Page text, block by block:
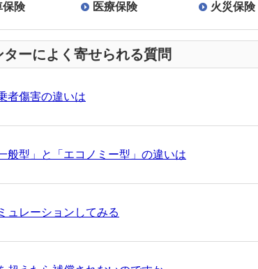
5分前にわかりやすかった！
ない事故の場合、保険会社は何もしてくれないの
害等補償特約
保険 医療保険 火災保険
ーによく寄せられる質問
者傷害の違いは
般型」と「エコノミー型」の違いは
ュレーションしてみる